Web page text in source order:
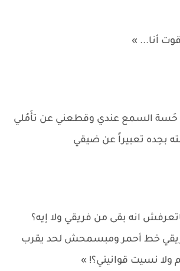
أنا... »
حَسة السمع عندي وقطعني عن تأَمُلي
بحِده تعبيراً عن ضيقي
انه بقى من فريقي ولا إيه؟
خط أحمر ومبسمحش لحد يقرب
ولا نسيت قوانيني؟! »